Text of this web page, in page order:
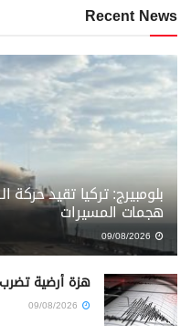
Recent News
بلومبيرج: تركيا تقيد
هجمات المسيرات
هزة أرضية